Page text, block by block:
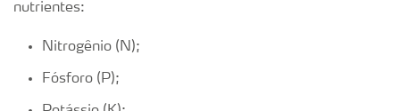
nutrientes:
Nitrogênio (N);
Fósforo (P);